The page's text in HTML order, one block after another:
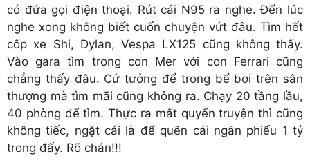
có đứa gọi điện thoại. Rút cái N95 ra nghe. Đến lúc
nghe xong không biết cuốn chuyện vứt đâu. Tìm hết
cốp xe Shi, Dylan, Vespa LX125 cũng không thấy.
Vào gara tìm trong con Mer với con Ferrari cũng
chẳng thấy đâu. Cứ tưởng để trong bể bơi trên sân
thượng mà tìm mãi cũng không ra. Chạy 20 tầng lầu,
40 phòng để tìm. Thực ra mất quyển truyện thì cũng
không tiếc, ngặt cái là để quên cái ngân phiếu 1 tỷ
trong đấy. Rõ chán!!!